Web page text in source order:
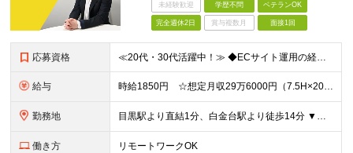
未経験歓迎 学歴不問 ベテランOK
完全週休2日 賞与複数月 面接1回
応募資格 ≪20代・30代活躍中！≫ ◆ECサイト運用の経験 ◆Excel（VLOOKUP）の経験 ※ブランクがある方やこれまでのご経験に自信がない方も、まずはお気軽にご応募ください！ ※ご経歴をなるべく詳細
給与 時給1850円 ☆想定月収29万6000円（7.5H×20日+残業10H） ※交通費全額支給 ※在宅日数に応じて、在宅勤務手当あり
勤務地 目黒駅より直結1分、白金台駅より徒歩14分 ▼服装：私服 ▼働き方：一部在宅（週3日出社、週2日在宅勤務） ※業務に慣れるまでは出社となります。 ▼受動喫煙対策：屋内禁煙
働き方 リモートワークOK